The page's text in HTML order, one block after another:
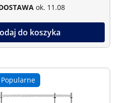
ok. 11.08
do koszyka
Popularne